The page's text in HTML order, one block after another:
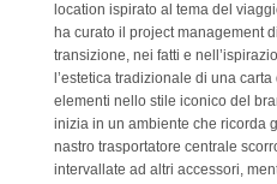
location ispirato al tema del
ha curato il project management
transizione, nei fatti e
l’estetica tradizionale di una
elementi nello stile iconico del
inizia in un ambiente che ricorda
nastro trasportatore centrale
intervallate ad altri accessori,